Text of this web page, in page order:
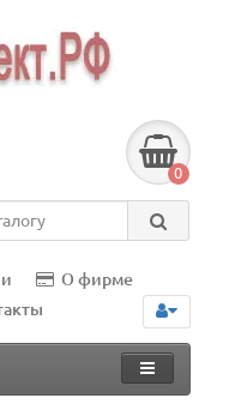
0
О фирме